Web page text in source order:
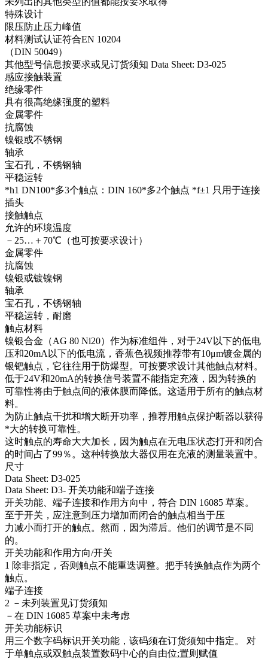
特殊设计
限压防止压力峰值
材料测试认证符合EN 10204
（DIN 50049）
其他型号信息按要求或见订货须知 Data Sheet: D3-025
感应接触装置
绝缘零件
具有很高绝缘强度的塑料
金属零件
抗腐蚀
镍银或不锈钢
轴承
宝石孔，不锈钢轴
平稳运转
*h1 DN100*多3个触点：DIN 160*多2个触点 *f±1 只用于连接
插头
接触触点
允许的环境温度
－25…＋70℃（也可按要求设计）
金属零件
抗腐蚀
镍银或镀镍钢
轴承
宝石孔，不锈钢轴
平稳运转，耐磨
触点材料
镍银合金（AG 80 Ni20）作为标准组件，对于24V以下的低电
压和20mA以下的低电流，香蕉色视频推荐带有10μm镀金属的
银钯触点，它往往用于防爆型。可按要求设计其他触点材料。
低于24V和20mA的转换信号装置不能指定充液，因为转换的
可靠性将由于触点间的液体膜而降低。这适用于所有的触点材
料。
为防止触点干扰和增大断开功率，推荐用触点保护断器以获得
*大的转换可靠性。
这时触点的寿命大大加长，因为触点在无电压状态打开和闭合
的时间占了99％。这种转换放大器仅用在充液的测量装置中。
尺寸
Data Sheet: D3-025
Data Sheet: D3- 开关功能和端子连接
开关功能、端子连接和作用方向中，符合 DIN 16085 草案。
至于开关，应注意到压力增加而闭合的触点相当于压
力减小而打开的触点。然而，因为滞后。他们的调节是不同
的。
开关功能和作用方向/开关
1 除非指定，否则触点不能重迭调整。把手转换触点作为两个
触点。
端子连接
2 －未列装置见订货须知
－在 DIN 16085 草案中未考虑
开关功能标识
用三个数字码标识开关功能，该码须在订货须知中指定。 对
于单触点或双触点装置数码中心的自由位;置则赋值